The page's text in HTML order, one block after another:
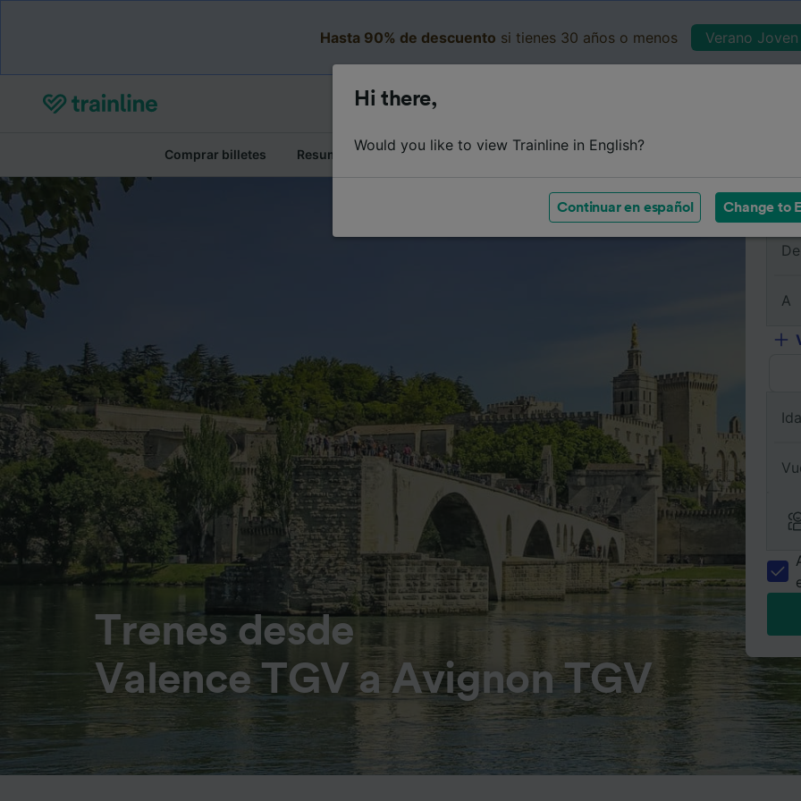
Hasta 90% de descuento si tienes 30 años o menos Verano
Comprar billetes Resumen del viaje Horarios Clases Servicios a bordo
Trenes desde
Valence TGV a Avignon TGV
De
A
Ida
Hi there,
Would you like to view Trainline in English?
Continuar en español Change to